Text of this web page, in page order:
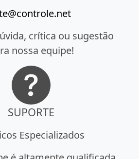
crítica ou sugestão
nossa equipe!
SUPORTE
Especializados